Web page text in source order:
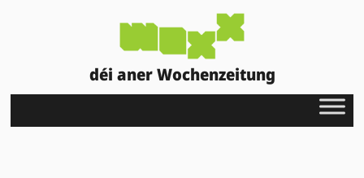
déi aner Wochenzeitung